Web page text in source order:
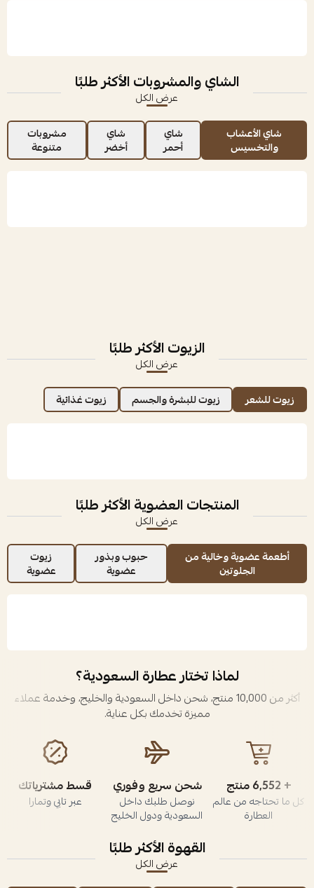
الشاي والمشروبات الأكثر طلبًا
عرض الكل
شاي الأعشاب
والتخسيس
شاي
أحمر
شاي
أخضر
مشروبات
متنوعة
الزيوت الأكثر طلبًا
عرض الكل
زيوت للشعر
زيوت للبشرة والجسم زيوت غذائية
المنتجات العضوية الأكثر طلبًا
عرض الكل
أطعمة عضوية وخالية من
الجلوتين
حبوب وبذور
عضوية
زيوت
عضوية
لماذا تختار عطارة السعودية؟
أكثر من 10,000 منتج، شحن داخل السعودية والخليج، وخدمة عملاء
مميزة تخدمك بكل عناية.
+ 7,572 منتج
كل ما تحتاجه من عالم
العطارة
شحن سريع وفوري
نوصل طلبك داخل
السعودية ودول الخليج
قسط مشترياتك
عبر تابي وتمارا
القهوة الأكثر طلبًا
عرض الكل